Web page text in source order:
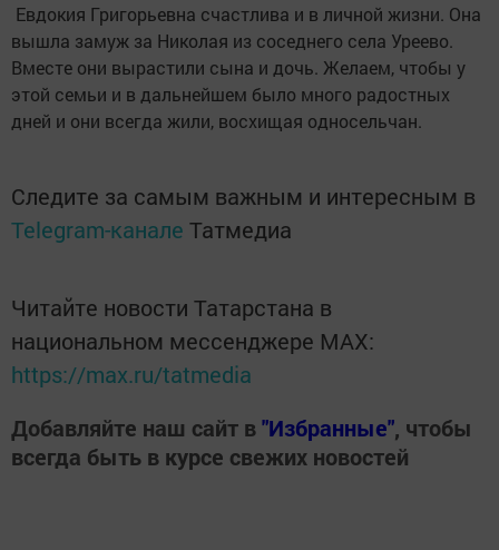
Евдокия Григорьевна счастлива и в личной жизни. Она
вышла замуж за Николая из соседнего села Уреево.
Вместе они вырастили сына и дочь. Желаем, чтобы у
этой семьи и в дальнейшем было много радостных
дней и они всегда жили, восхищая односельчан.
Следите за самым важным и интересным в
Telegram-канале Татмедиа
Читайте новости Татарстана в
национальном мессенджере MАХ:
https://max.ru/tatmedia
Добавляйте наш сайт в"Избранные", чтобы
всегда быть в курсе свежих новостей